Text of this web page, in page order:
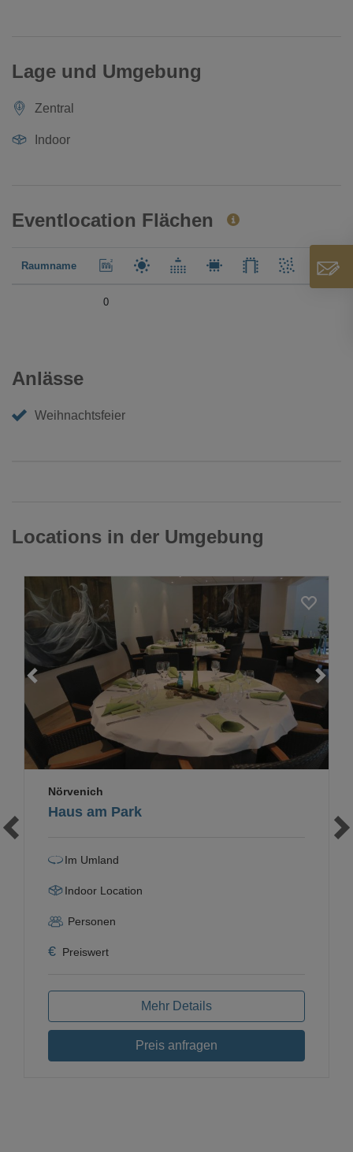
Lage und Umgebung
Zentral
Indoor
Eventlocation Flächen
Raumname
0
Anlässe
Weihnachtsfeier
Locations in der Umgebung
Loading...
Haus am Park
Nörvenich
Im Umland
Indoor Location
Personen
€ Preiswert
Mehr Details
Preis anfragen